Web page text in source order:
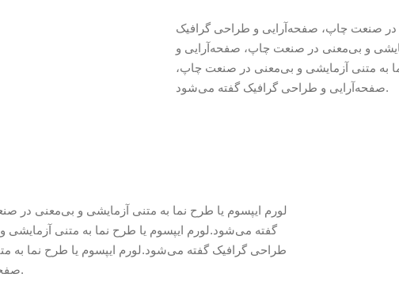
در صنعت چاپ، صفحه‌آرایی و طراحی گرافیک
و بی‌معنی در صنعت چاپ، صفحه‌آرایی و
به متنی آزمایشی و بی‌معنی در صنعت چاپ،
صفحه‌آرایی و طراحی گرافیک گفته می‌شود.
لورم ایپسوم یا طرح‌ نما به متنی آزمایشی و بی‌معنی در
گفته می‌شود.لورم ایپسوم یا طرح‌ نما به متنی
طراحی گرافیک گفته می‌شود.لورم ایپسوم یا طرح‌ نما به
صفحه‌آرایی و طراحی گرافیک گفته می‌شود.